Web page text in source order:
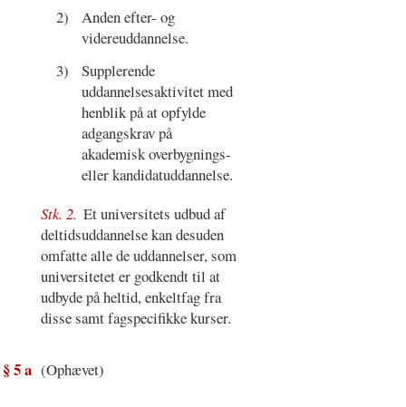
2)
Anden efter- og
videreuddannelse.
3)
Supplerende
uddannelsesaktivitet med
henblik på at opfylde
adgangskrav på
akademisk overbygnings-
eller kandidatuddannelse.
Stk. 2. Et universitets udbud af
deltidsuddannelse kan desuden
omfatte alle de uddannelser, som
universitetet er godkendt til at
udbyde på heltid, enkeltfag fra
disse samt fagspecifikke kurser.
§ 5 a (Ophævet)